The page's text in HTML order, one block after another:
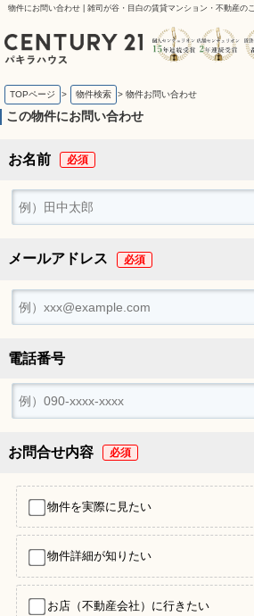
物件にお問い合わせ | 雑司が谷・目白の賃貸マンション・不動産の
TOPページ > 物件検索 > 物件お問い合わせ
この物件にお問い合わせ
お名前
メールアドレス
電話番号
お問合せ内容
物件を実際に見たい
物件詳細が知りたい
お店（不動産会社）に行きたい